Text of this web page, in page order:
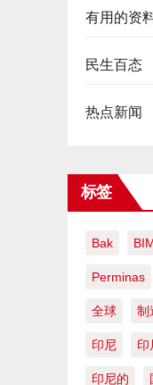
有用的资
民生百态
热点新闻
标签
Bak
Perminas
全球 制
印尼 印
印尼的